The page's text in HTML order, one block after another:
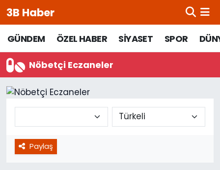
3B Haber
GÜNDEM ÖZEL HABER SİYASET SPOR
Nöbetçi Eczaneler
Paylaş
Beypazarı Hava Durumu
Beypazarı Trafik Yoğunluk Haritası
Süper Lig Puan Durumu ve Fikstür
Son Dakika Haberleri